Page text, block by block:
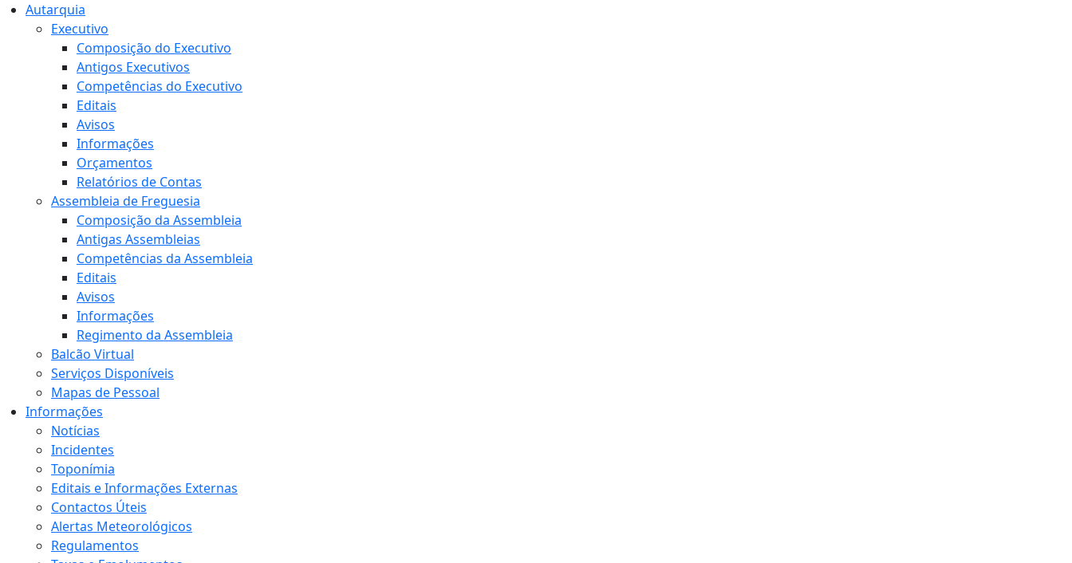
Autarquia
Executivo
Composição do Executivo
Antigos Executivos
Competências do Executivo
Editais
Avisos
Informações
Orçamentos
Relatórios de Contas
Assembleia de Freguesia
Composição da Assembleia
Antigas Assembleias
Competências da Assembleia
Editais
Avisos
Informações
Regimento da Assembleia
Balcão Virtual
Serviços Disponíveis
Mapas de Pessoal
Informações
Notícias
Incidentes
Toponímia
Editais e Informações Externas
Contactos Úteis
Alertas Meteorológicos
Regulamentos